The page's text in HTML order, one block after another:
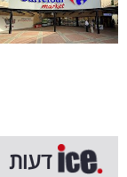
תיירות
המילון
הכלכלי דעות